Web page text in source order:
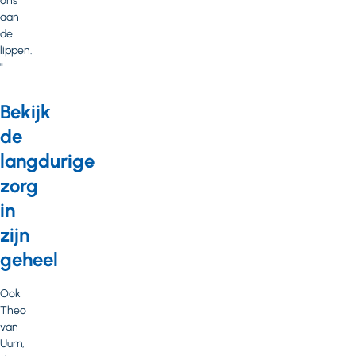
aan
de
lippen.
"
Bekijk
de
langdurige
zorg
in
zijn
geheel
Ook
Theo
van
Uum,